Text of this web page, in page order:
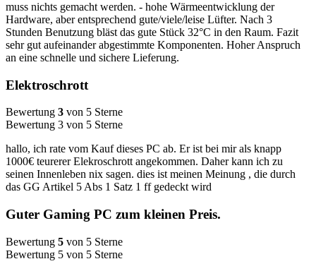
muss nichts gemacht werden. - hohe Wärmeentwicklung der
Hardware, aber entsprechend gute/viele/leise Lüfter. Nach 3
Stunden Benutzung bläst das gute Stück 32°C in den Raum. Fazit
sehr gut aufeinander abgestimmte Komponenten. Hoher Anspruch
an eine schnelle und sichere Lieferung.
Elektroschrott
Bewertung 3 von 5 Sterne
Bewertung 3 von 5 Sterne
hallo, ich rate vom Kauf dieses PC ab. Er ist bei mir als knapp
1000€ teurerer Elekroschrott angekommen. Daher kann ich zu
seinen Innenleben nix sagen. dies ist meinen Meinung , die durch
das GG Artikel 5 Abs 1 Satz 1 ff gedeckt wird
Guter Gaming PC zum kleinen Preis.
Bewertung 5 von 5 Sterne
Bewertung 5 von 5 Sterne